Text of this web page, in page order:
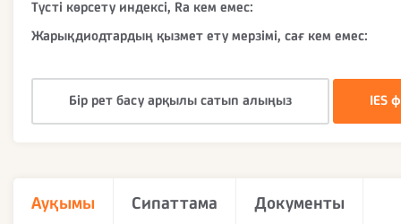
Түсті көрсету индексі, Ra кем емес:
Жарықдиодтардың қызмет ету мерзімі, сағ кем емес:
Бір рет басу арқылы сатып алыңыз IES
Ауқымы Сипаттама Документы